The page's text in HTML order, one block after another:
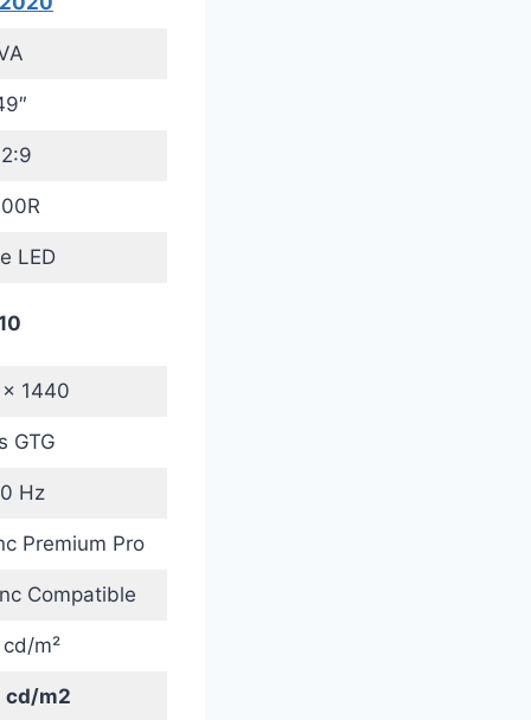
LED
1440
GTG
Hz
Premium Pro
Compatible
m²
cd/m2